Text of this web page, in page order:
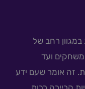
רחב של
ועד
זה אומר שעם ידע